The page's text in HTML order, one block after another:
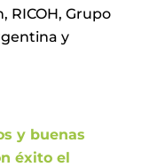
RICOH, Grupo
y
y buenas
éxito el